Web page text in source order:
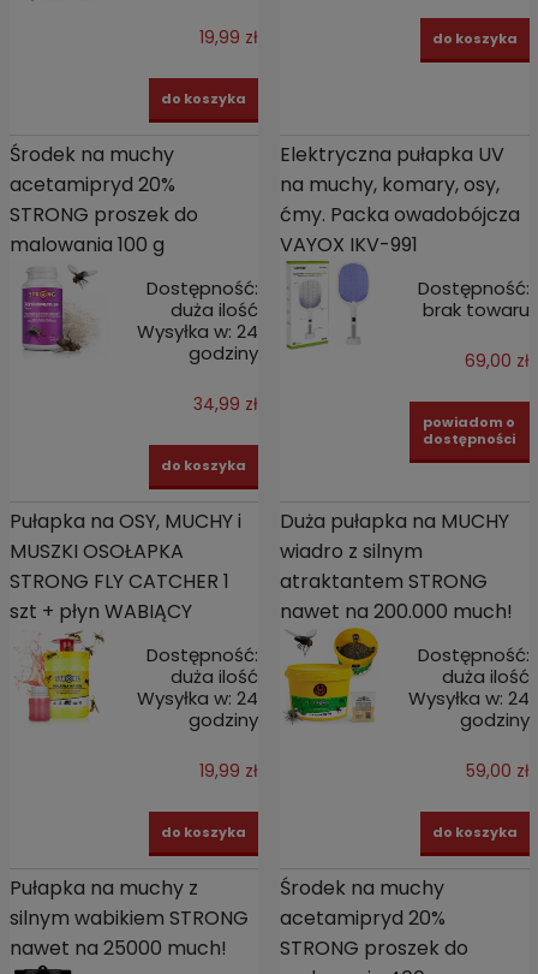
19,99 zł
do koszyka
do koszyka
Środek na muchy
acetamipryd 20%
STRONG proszek do
malowania 100 g
Dostępność:
duża ilość
Wysyłka w: 24
godziny
34,99 zł
do koszyka
Elektryczna pułapka UV
na muchy, komary, osy,
ćmy. Packa owadobójcza
VAYOX IKV-991
Dostępność:
brak towaru
69,00 zł
powiadom o
dostępności
Pułapka na OSY, MUCHY i
MUSZKI OSOŁAPKA
STRONG FLY CATCHER 1
szt + płyn WABIĄCY
Dostępność:
duża ilość
Wysyłka w: 24
godziny
19,99 zł
do koszyka
Duża pułapka na MUCHY
wiadro z silnym
atraktantem STRONG
nawet na 200.000 much!
Dostępność:
duża ilość
Wysyłka w: 24
godziny
59,00 zł
do koszyka
Pułapka na muchy z
silnym wabikiem STRONG
nawet na 25000 much!
Środek na muchy
acetamipryd 20%
STRONG proszek do